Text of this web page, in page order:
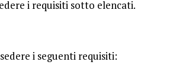
i requisiti sotto elencati.
i seguenti requisiti: